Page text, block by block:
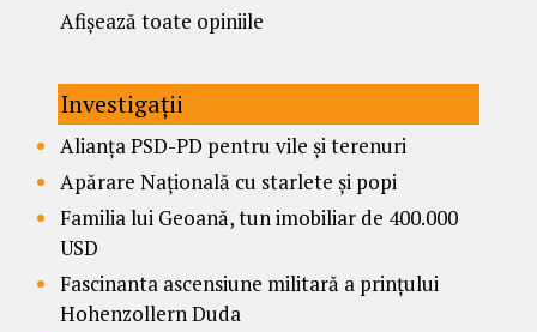
Afișează toate opiniile
Investigații
Alianța PSD-PD pentru vile și terenuri
Apărare Națională cu starlete și popi
Familia lui Geoană, tun imobiliar de 400.000
USD
Fascinanta ascensiune militară a prințului
Hohenzollern Duda